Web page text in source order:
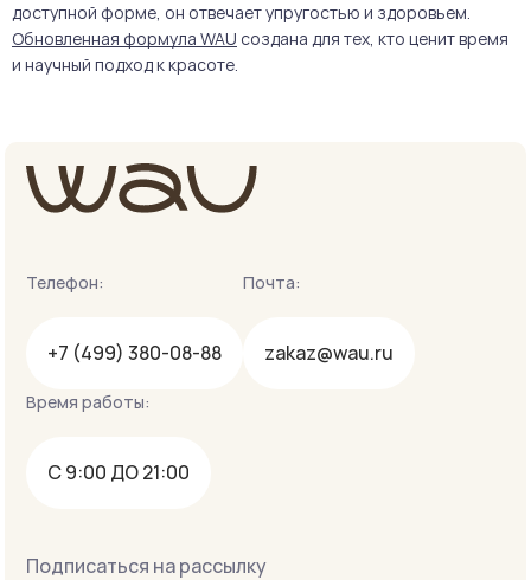
доступной форме, он отвечает упругостью и здоровьем.
Обновленная формула WAU создана для тех, кто ценит время
и научный подход к красоте.
Телефон:
+7 (499) 380-08-88
Почта:
zakaz@wau.ru
Время работы:
С 9:00 ДО 21:00
Подписаться на рассылку